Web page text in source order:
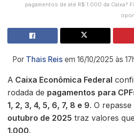
pagamentos de até R$ 1.000 da Caixa?
Por Thais Reis em 16/10/2025 às
A Caixa Econômica Federal
rodada de pagamentos para
1, 2, 3, 4, 5, 6, 7, 8 e 9. O
outubro de 2025 traz valores
1.000.